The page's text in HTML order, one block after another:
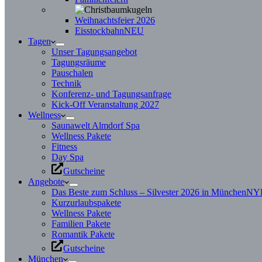
Weihnachtsfeier 2026
EisstockbahnNEU
Tagen
Unser Tagungsangebot
Tagungsräume
Pauschalen
Technik
Konferenz- und Tagungsanfrage
Kick-Off Veranstaltung 2027
Wellness
Saunawelt Almdorf Spa
Wellness Pakete
Fitness
Day Spa
Gutscheine
Angebote
Das Beste zum Schluss – Silvester 2026 in München
Kurzurlaubspakete
Wellness Pakete
Familien Pakete
Romantik Pakete
Gutscheine
München